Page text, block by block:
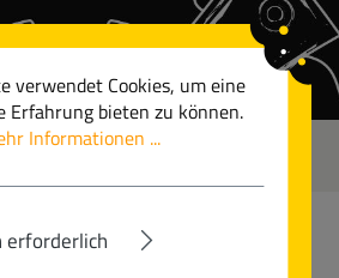
verwendet Cookies, um eine
Erfahrung bieten zu können.
Informationen ...
erforderlich